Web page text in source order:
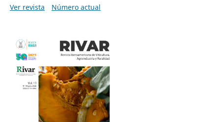
Ver revista
Número actual